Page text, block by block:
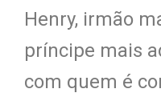
Henry, irmão
príncipe mais
com quem é